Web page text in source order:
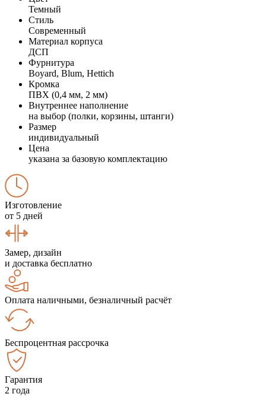
Темный
Стиль
Современный
Материал корпуса
ДСП
Фурнитура
Boyard, Blum, Hettich
Кромка
ПВХ (0,4 мм, 2 мм)
Внутреннее наполнение
на выбор (полки, корзины, штанги)
Размер
индивидуальный
Цена
указана за базовую комплектацию
Изготовление
от 5 дней
Замер, дизайн
и доставка бесплатно
Оплата наличными, безналичный расчёт
Беспроцентная рассрочка
Гарантия
2 года